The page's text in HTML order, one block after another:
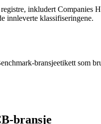
inkludert Companies
innleverte klassifiseringene.
bransjeetikett som
bransje